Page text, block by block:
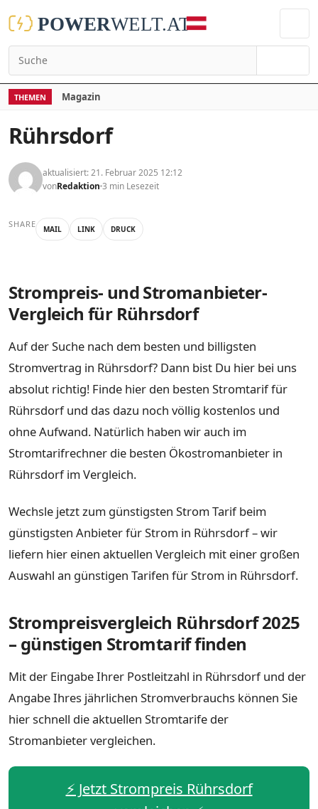
THEMEN Magazin
Rührsdorf
aktualisiert: 21. Februar 2025 12:12
vonRedaktion 3 min Lesezeit
SHARE MAIL LINK DRUCK
Strompreis- und Stromanbieter-
Vergleich für Rührsdorf
Auf der Suche nach dem besten und billigsten
Stromvertrag in Rührsdorf? Dann bist Du hier bei uns
absolut richtig! Finde hier den besten Stromtarif für
Rührsdorf und das dazu noch völlig kostenlos und
ohne Aufwand. Natürlich haben wir auch im
Stromtarifrechner die besten Ökostromanbieter in
Rührsdorf im Vergleich.
Wechsle jetzt zum günstigsten Strom Tarif beim
günstigsten Anbieter für Strom in Rührsdorf – wir
liefern hier einen aktuellen Vergleich mit einer großen
Auswahl an günstigen Tarifen für Strom in Rührsdorf.
Strompreisvergleich Rührsdorf 2025
– günstigen Stromtarif finden
Mit der Eingabe Ihrer Postleitzahl in Rührsdorf und der
Angabe Ihres jährlichen Stromverbrauchs können Sie
hier schnell die aktuellen Stromtarife der
Stromanbieter vergleichen.
⚡️ Jetzt Strompreis Rührsdorf